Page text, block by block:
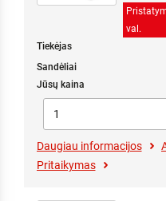
val.
Tiekėjas
Sandėliai
Jūsų kaina
Daugiau informacijos
Pritaikymas